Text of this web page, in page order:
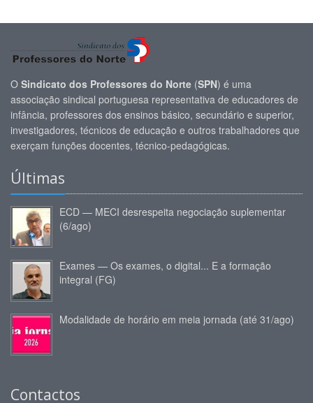
O Sindicato dos Professores do Norte (SPN) é uma
associação sindical portuguesa representativa de educadores de
infância, professores dos ensinos básico, secundário e superior,
investigadores, técnicos de educação e outros trabalhadores que
exerçam funções docentes, técnico-pedagógicas.
Últimas
ECD — MECI desrespeita negociação suplementar
(6/ago)
Exames — Os exames, o digital... E a formação
integral (FG)
Modalidade de horário em meia jornada (até 31/ago)
Contactos